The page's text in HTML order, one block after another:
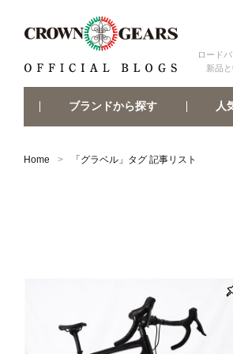
ロード
新品
ブランドから探す 人
Home 「 グラベル 」タグ 記事リスト